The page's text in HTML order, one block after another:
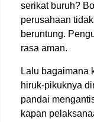
serikat buruh?
perusahaan
beruntung.
rasa aman.
Lalu bagaimana
hiruk-pikuknya
pandai
kapan